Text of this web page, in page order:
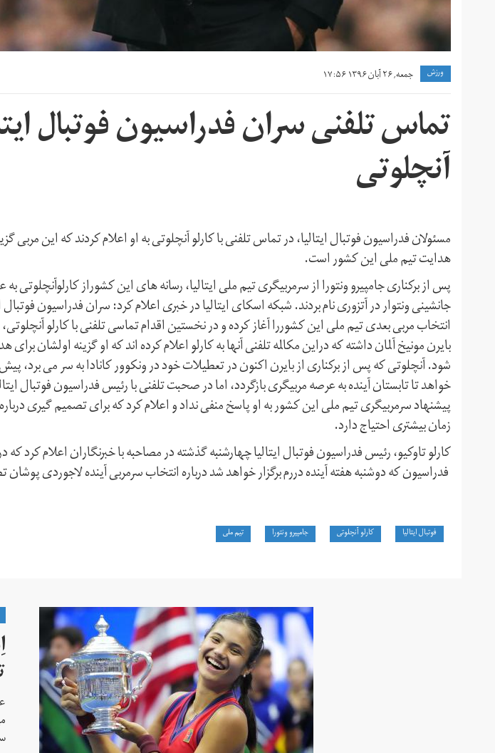
ورزش جمعه, ۲۶ آبان ۱۳۹۶ ۱۷:۵۶
تماس تلفنی سران فدراسیون فوتبال
آنچلوتی
مسئولان فدراسیون فوتبال ایتالیا، در تماس تلفنی با کارلو آنچلوتی به او اعلام کردند که این مربی
هدایت تیم ملی این کشور است.
پس از برکناری جامپیرو ونتورا از سرمربیگری تیم ملی ایتالیا، رسانه های این کشوراز
جانشینی ونتوار در آتزوری نام بردند. شبکه اسکای ایتالیا در خبری اعلام کرد: سران فدراسیون
انتخاب مربی بعدی تیم ملی این کشوررا آغاز کرده و در نخستین اقدام تماسی تلفنی با کارلو
بایرن مونیخ آلمان داشته که دراین مکالمه تلفنی آنها به کارلو اعلام کرده اند که او گزینه اولشان
شود. آنچلوتی که پس از برکناری از بایرن اکنون در تعطیلات خود در ونکوور کانادا به سر می برد،
خواهد تا تابستان آینده به عرصه مربیگری بازگردد، اما در صحبت تلفنی با رئیس فدراسیون فوتبال
پیشنهاد سرمربیگری تیم ملی این کشور به او پاسخ منفی نداد و اعلام کرد که برای تصمیم گیری
زمان بیشتری احتیاج دارد.
کارلو تاوکیو، رئیس فدراسیون فوتبال ایتالیا چهارشنبه گذشته در مصاحبه با خبرنگاران اعلام کرد
فدراسیون که دوشنبه هفته آینده دررم برگزار خواهد شد درباره انتخاب سرمربی آینده لاجوردی
فوتبال ایتالیا کارلو آنچلوتی جامپیرو ونتورا تیم ملی